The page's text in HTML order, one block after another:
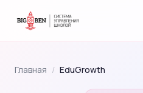
Главная / EduGrowth